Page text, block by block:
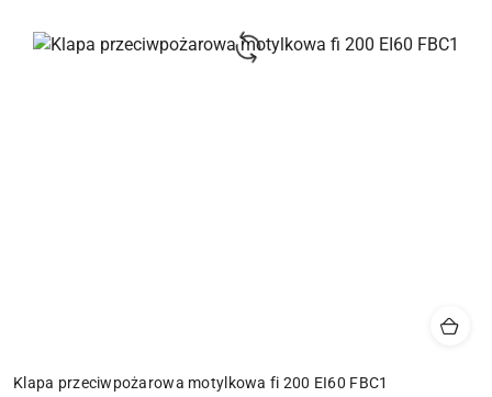
Klapa przeciwpożarowa motylkowa fi 200 EI60 FBC1